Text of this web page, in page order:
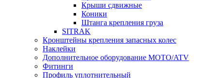
Крыши сдвижные
Коники
Штанга крепления груза
SITRAK
Кронштейны крепления запасных колес
Наклейки
Дополнительное оборудование MOTO/ATV
Фитинги
Профиль уплотнительный